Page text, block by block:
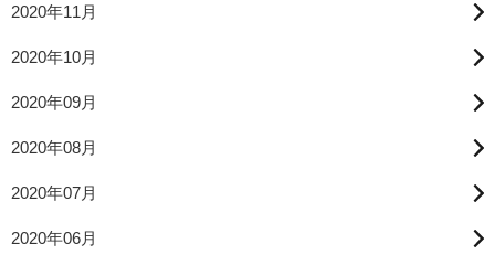
2020年11月
2020年10月
2020年09月
2020年08月
2020年07月
2020年06月